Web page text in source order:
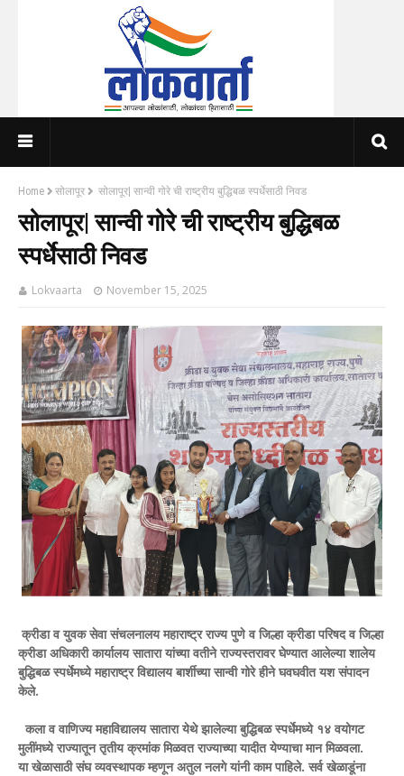
Home सोलापूर सोलापूर| सान्वी गोरे ची राष्ट्रीय बुद्धिबळ स्पर्धेसाठी निवड
सोलापूर| सान्वी गोरे ची राष्ट्रीय बुद्धिबळ
स्पर्धेसाठी निवड
Lokvaarta November 15, 2025
क्रीडा व युवक सेवा संचलनालय महाराष्ट्र राज्य पुणे व जिल्हा क्रीडा परिषद व जिल्हा
क्रीडा अधिकारी कार्यालय सातारा यांच्या वतीने राज्यस्तरावर घेण्यात आलेल्या शालेय
बुद्धिबळ स्पर्धेमध्ये महाराष्ट्र विद्यालय बार्शीच्या सान्वी गोरे हीने घवघवीत यश संपादन
केले.
कला व वाणिज्य महाविद्यालय सातारा येथे झालेल्या बुद्धिबळ स्पर्धेमध्ये १४ वयोगट
मुलींमध्ये राज्यातून तृतीय क्रमांक मिळवत राज्याच्या यादीत येण्याचा मान मिळवला.
या खेळासाठी संघ व्यवस्थापक म्हणून अतुल नलगे यांनी काम पाहिले. सर्व खेळाडूंना